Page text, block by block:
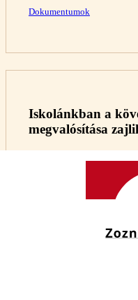
Dokumentumok
Iskolánkban a
megvalósítása